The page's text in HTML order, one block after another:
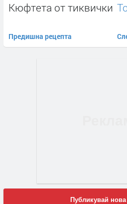
Кюфтета от тиквички
Предишна рецепта
Публикувай нова